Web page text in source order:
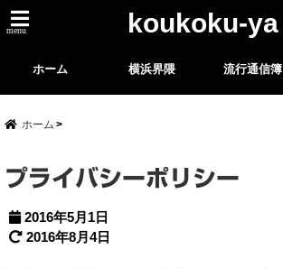
menu koukoku-ya
ホーム 横浜界隈 流行通信簿
ホーム
プライバシーポリシー
2016年5月1日
2016年8月4日